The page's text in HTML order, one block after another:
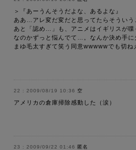
＞『あーうんそうだよな、あるよな』
ああ…アレ変だ変だと思ってたらそういう
あと「認め…」も、アニメはイギリスが喋
なのかずっと悩んでて…。なんか決め手に
まゆ毛太すぎて笑う同意wwwwwでも切
2009/08/19 10:36 空
アメリカの倉庫掃除感動した（涙）
2009/09/22 01:46 匿名